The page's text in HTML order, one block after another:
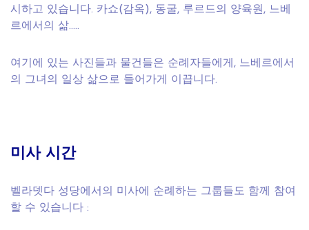
시하고 있습니다. 카쇼(감옥), 동굴, 루르드의 양육원, 느베
르에서의 삶…..
여기에 있는 사진들과 물건들은 순례자들에게, 느베르에서
의 그녀의 일상 삶으로 들어가게 이끕니다.
미사 시간
벨라뎃다 성당에서의 미사에 순례하는 그룹들도 함께 참여
할 수 있습니다 :